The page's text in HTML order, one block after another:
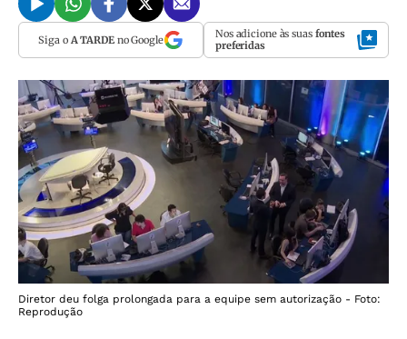
Siga o A TARDEno Google Nos adicione às suas fontes
preferidas
Diretor deu folga prolongada para a equipe sem autorização - Foto:
Reprodução